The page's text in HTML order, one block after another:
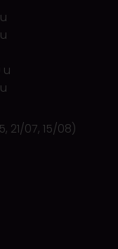
u
21/07, 15/08)